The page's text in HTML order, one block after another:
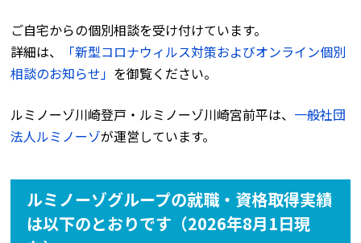
ご自宅からの個別相談を受け付けています。
詳細は、
「新型コロナウィルス対策およびオンライン個別
相談のお知らせ」 を御覧ください。
ルミノーゾ川崎登戸・ルミノーゾ川崎宮前平は、 一般社団
法人ルミノーゾが運営しています。
ルミノーゾグループの就職・資格取得実績
は以下のとおりです（2026年8月1日現